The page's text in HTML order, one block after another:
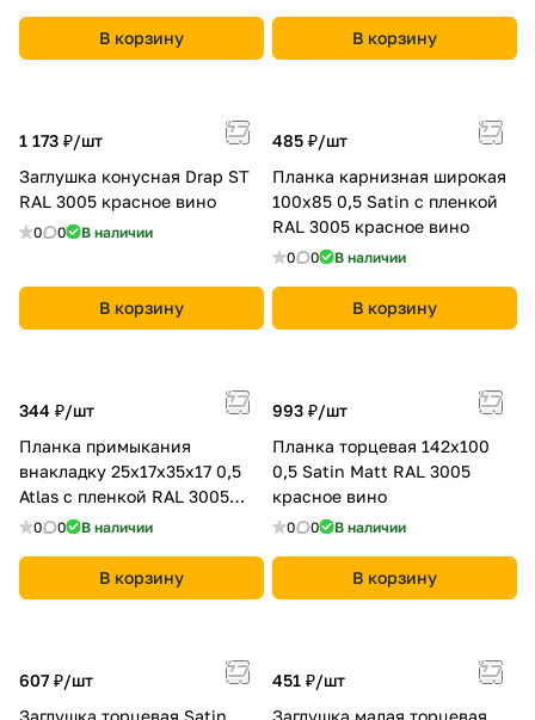
В корзину В корзину
1 173 ₽/шт
Заглушка конусная Drap ST
RAL 3005 красное вино
0 0 В наличии
В корзину
485 ₽/шт
Планка карнизная широкая
100х85 0,5 Satin с пленкой
RAL 3005 красное вино
0 0 В наличии
В корзину
344 ₽/шт
Планка примыкания
внакладку 25х17х35х17 0,5
Atlas с пленкой RAL 3005
красное вино
0 0 В наличии
В корзину
993 ₽/шт
Планка торцевая 142х100
0,5 Satin Мatt RAL 3005
красное вино
0 0 В наличии
В корзину
607 ₽/шт
Заглушка торцевая Satin
451 ₽/шт
Заглушка малая торцевая